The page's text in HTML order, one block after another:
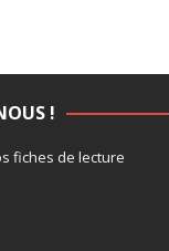
!
fiches de lecture